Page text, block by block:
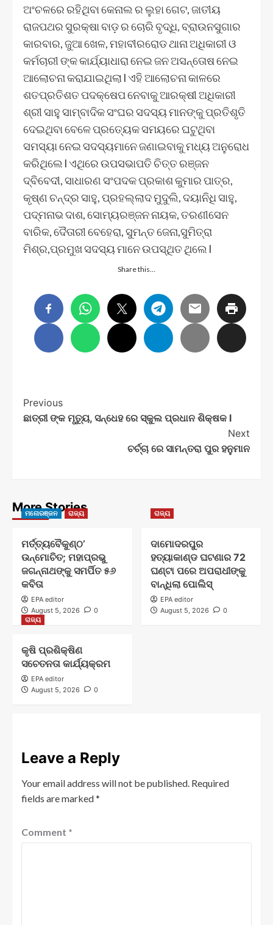
ଅଂଚଳରେ ରହିଥିବା କେନାଲ ର ଲୁହା ଗେଟ, ଜାତୀୟ
ରାଜପଥର ସୁରକ୍ଷା ବାଡ଼ ର ଚୋରି ବୃଦ୍ଧି, ବ୍ରାଉନସୁଗାର
କାରବାର, ଜୁଆ ଖେଳ, ମହାବୀରରୋଡ ଥାନା ଅଧିକାରୀ ଓ
କର୍ମଚାରୀ ଙ୍କ କାର୍ଯ୍ୟାଧାରା ନେଇ ଜନ ଅସନ୍ତୋଷ ନେଇ
ଆଲୋଚନା କରାଯାଇଥିଲା l ଏହି ଆଲୋଚନା କାଳରେ
ଶତପ୍ରତିଶତ ପଦକ୍ଷେପ ନେବାକୁ ଆରକ୍ଷୀ ଅଧିକାରୀ
ଶ୍ରୀ ସାହୁ ସାମ୍ବାଦିକ ସଂଘର ସଦସ୍ୟ ମାନଙ୍କୁ ପ୍ରତିଶୃତି
ଦେଇଥିବା ବେଳେ ପ୍ରତ୍ୟେକ ସମୟରେ ଘଟୁଥିବା
ସମସ୍ୟା ନେଇ ସଦସ୍ୟମାନେ ଜଣାଇବାକୁ ମଧ୍ୟ ଅନୁରୋଧ
କରିଥିଲେ l ଏଥିରେ ଉପସଭାପତି ଚିତ୍ତ ରଞ୍ଜନ
ଦ୍ବିବେଦୀ, ସାଧାରଣ ସଂପଦକ ପ୍ରକାଶ କୁମାର ପାତ୍ର,
କୃଷ୍ଣ ଚନ୍ଦ୍ର ସାହୁ, ପ୍ରହଲ୍ଲାଦ ମୁଦୁଲି, ଦୟାନିଧି ସାହୁ,
ପଦ୍ମନାଭ ଦାଶ, ସୋମ୍ୟରଞ୍ଜନ ନାୟକ, ତରଣୀସେନ
ବାରିକ, ଦୈତାରୀ ବେହେରା, ସୁମନ୍ତ ଜେନା,ସୁମିତ୍ରା
ମିଶ୍ର,ପ୍ରମୁଖ ସଦସ୍ୟ ମାନେ ଉପସ୍ଥିତ ଥିଲେ l
Share this…
Post
Navigation
Previous
ଛାତ୍ରୀ ଙ୍କ ମୃତ୍ୟୁ, ସନ୍ଧେହ ରେ ସ୍କୁଲ ପ୍ରଧାନ ଶିକ୍ଷକ l
Next
ଚର୍ଚ୍ଚା ରେ ସାମନ୍ତରା ପୁର ହନୁମାନ
More Stories
ମନୋରଞ୍ଜନ ରାଜ୍ୟ
ମର୍ତ୍ତ୍ୟବୈକୁଣ୍ଠ’
ଉନ୍ମୋଚିତ; ମହାପ୍ରଭୁ
ଜଗନ୍ନାଥଙ୍କୁ ସମର୍ପିତ ୫୬
କବିତା
EPA editor
August 5, 2026
0
ରାଜ୍ୟ
ଦାମୋଦରପୁର
ହତ୍ୟାକାଣ୍ଡ ଘଟଣାର 72
ଘଣ୍ଟା ପରେ ଅପରାଧୀଙ୍କୁ
ବାନ୍ଧିଲା ପୋଲିସ୍
EPA editor
August 5, 2026
0
ରାଜ୍ୟ
କୃଷି ପ୍ରଶିକ୍ଷିଣ
ସଚେତନତା କାର୍ଯ୍ୟକ୍ରମ
EPA editor
August 5, 2026
0
Leave a Reply
Your email address will not be published. Required
fields are marked*
Comment *